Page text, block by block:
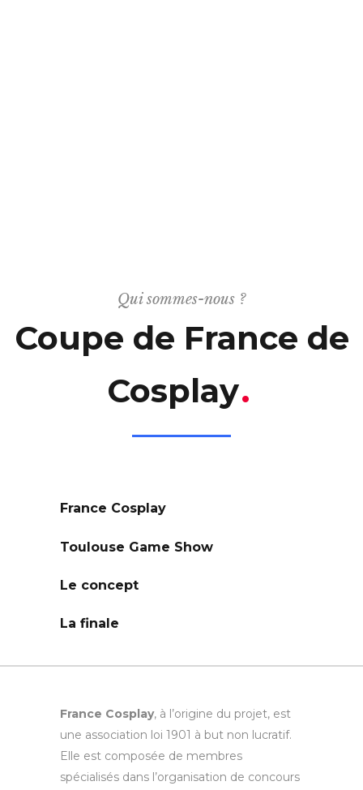
Qui sommes-nous ?
Coupe de France de
Cosplay
.
France Cosplay
Toulouse Game Show
Le concept
La finale
France Cosplay, à l’origine du projet, est
une association loi 1901 à but non lucratif.
Elle est composée de membres
spécialisés dans l’organisation de concours